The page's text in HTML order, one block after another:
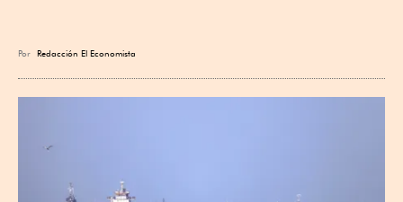
Por Redacción El Economista